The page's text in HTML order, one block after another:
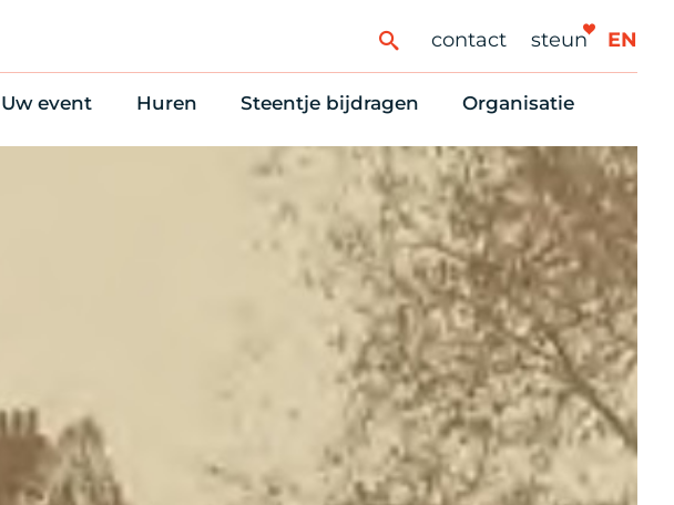
contact steun EN
Uw event
Zelf iets organiseren
Huren
Woningaanbod
Wachtlijst voor woningzoekenden
Bedrijfsruimten
Onderhoudsmeldingen en huurvragen
Steentje bijdragen
Steun Vondelkerk!
Tien manieren om te helpen
Onze Vrienden
Vriendennieuws
Schenken, nalaten en ANBI
6 redenen om mee te doen
Organisatie
Ons
Stadsherstel nu
Onze Vrijwilligers
Werken bij
Nieuws en
Stadsherstel